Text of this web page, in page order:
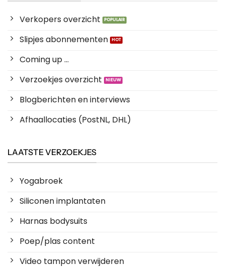
Verkopers overzicht
Slipjes abonnementen
Coming up ...
Verzoekjes overzicht
Blogberichten en interviews
Afhaallocaties (PostNL, DHL)
LAATSTE VERZOEKJES
Yogabroek
Siliconen implantaten
Harnas bodysuits
Poep/plas content
Video tampon verwijderen